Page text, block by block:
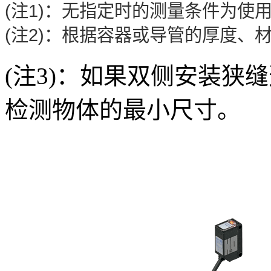
(注1)：无指定时的测量条件为使
(注2)：根据容器或导管的厚度、
(注3)：如果双侧安装狭
检测物体的最小尺寸。